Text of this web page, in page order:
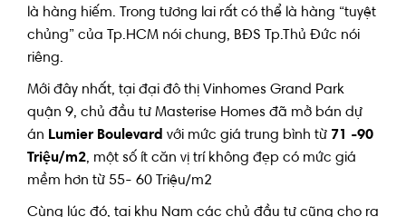
là hàng hiếm. Trong tương lai rất có thể là hàng “tuyệt
chủng” của Tp.HCM nói chung, BĐS Tp.Thủ Đức nói
riêng.
Mới đây nhất, tại đại đô thị Vinhomes Grand Park
quận 9, chủ đầu tư Masterise Homes đã mở bán dự
án Lumier Boulevard với mức giá trung bình từ 71 -90
Triệu/m2, một số ít căn vị trí không đẹp có mức giá
mềm hơn từ 55- 60 Triệu/m2
Cùng lúc đó, tại khu Nam các chủ đầu tư cũng cho ra